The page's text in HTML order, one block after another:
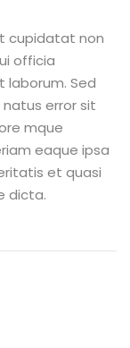
cupidatat non
officia
laborum. Sed
error sit
mque
eaque ipsa
et quasi
dicta.